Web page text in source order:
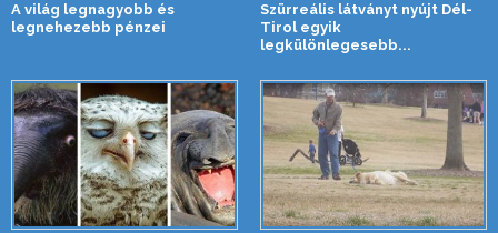
A világ legnagyobb és
legnehezebb pénzei
Szürreális látványt nyújt Dél-
Tirol egyik
legkülönlegesebb...